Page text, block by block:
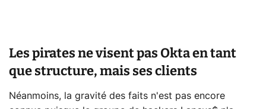
Les pirates ne visent pas Okta en tant
que structure, mais ses clients
Néanmoins, la gravité des faits n'est pas encore